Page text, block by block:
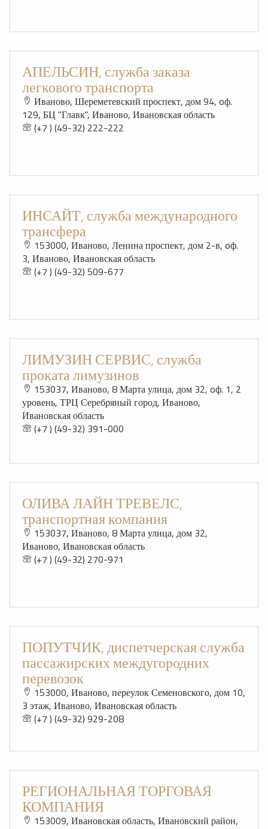
АПЕЛЬСИН, служба заказа
легкового транспорта
Иваново, Шереметевский проспект, дом 94, oф.
129, БЦ "Главк", Иваново, Ивановская область
(+7 ) (49-32) 222-222
ИНСАЙТ, служба международного
трансфера
153000, Иваново, Ленина проспект, дом 2-в, oф.
3, Иваново, Ивановская область
(+7 ) (49-32) 509-677
ЛИМУЗИН СЕРВИС, служба
проката лимузинов
153037, Иваново, 8 Марта улица, дом 32, oф. 1, 2
уровень, ТРЦ Серебряный город, Иваново,
Ивановская область
(+7 ) (49-32) 391-000
ОЛИВА ЛАЙН ТРЕВЕЛС,
транспортная компания
153037, Иваново, 8 Марта улица, дом 32,
Иваново, Ивановская область
(+7 ) (49-32) 270-971
ПОПУТЧИК, диспетчерская служба
пассажирских междугородних
перевозок
153000, Иваново, переулок Семеновского, дом 10,
3 этаж, Иваново, Ивановская область
(+7 ) (49-32) 929-208
РЕГИОНАЛЬНАЯ ТОРГОВАЯ
КОМПАНИЯ
153009, Ивановская область, Ивановский район,